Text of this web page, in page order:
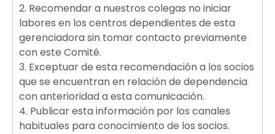
2. Recomendar a nuestros colegas no iniciar
labores en los centros dependientes de esta
gerenciadora sin tomar contacto previamente
con este Comité.
3. Exceptuar de esta recomendación a los socios
que se encuentran en relación de dependencia
con anterioridad a esta comunicación.
4. Publicar esta información por los canales
habituales para conocimiento de los socios.